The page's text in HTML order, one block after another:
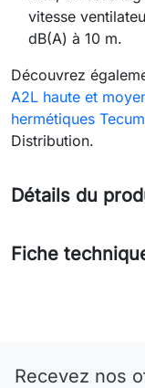
vitesse
dB(A) à 10 m.
Découvrez
A2L haute et
hermétiques
Distribution.
Détails du
Fiche
Recevez nos